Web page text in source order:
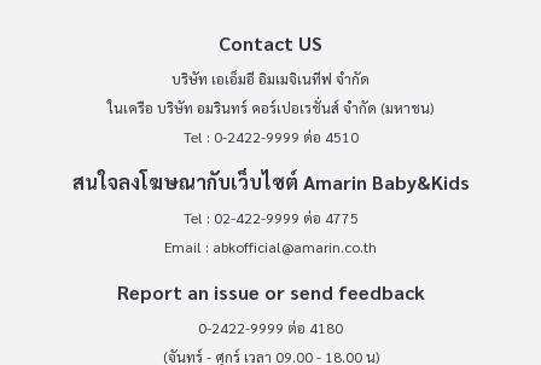
Contact US
บริษัท เอเอ็มอี อิมเมจิเนทีฟ จำกัด
ในเครือ บริษัท อมรินทร์ คอร์เปอเรชั่นส์ จำกัด (มหาชน)
Tel : 0-2422-9999 ต่อ 4510
สนใจลงโฆษณากับเว็บไซต์ Amarin Baby&Kids
Tel : 02-422-9999 ต่อ 4775
Email : abkofficial@amarin.co.th
Report an issue or send feedback
0-2422-9999 ต่อ 4180
(จันทร์ - ศุกร์ เวลา 09.00 - 18.00 น)